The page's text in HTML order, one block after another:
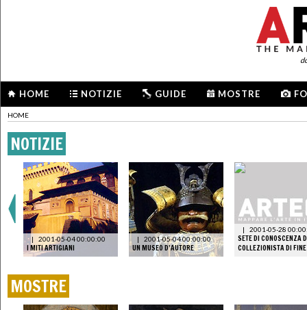
HOME NOTIZIE GUIDE MOSTRE
HOME
NOTIZIE
| 2001-05-04 00:00:00
I MITI ARTIGIANI
| 2001-05-04 00:00:00
UN MUSEO D’AUTORE
| 2001-05-28
SETE DI CONOSCENZA
COLLEZIONISTA DI
MOSTRE